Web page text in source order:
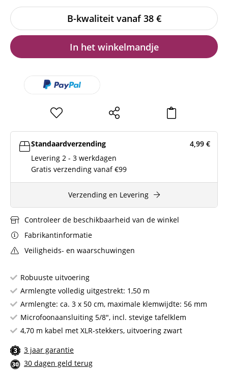
Robuuste uitvoering
Armlengte volledig uitgestrekt: 1,50 m
Armlengte: ca. 3 x 50 cm, maximale klemwijdte: 56 mm
Microfoonaansluiting 5/8", incl. stevige tafelklem
4,70 m kabel met XLR-stekkers, uitvoering zwart
3 jaar garantie
30 dagen geld terug
B-kwaliteit vanaf 38 €
In het winkelmandje
Standaardverzending 4,99 €
Levering 2 - 3 werkdagen
Gratis verzending vanaf €99
Verzending en Levering
Controleer de beschikbaarheid van de winkel
Fabrikantinformatie
Veiligheids- en waarschuwingen